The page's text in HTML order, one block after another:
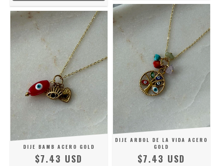
DIJE BAMB ACERO GOLD
$7.43 USD
DIJE ARBOL DE LA VIDA ACERO
GOLD
$7.43 USD